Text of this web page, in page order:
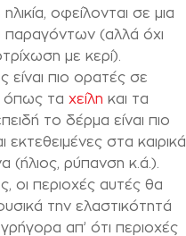
οφείλονται σε μια
(αλλά όχι
με κερί).
είναι πιο ορατές σε
όπως τα χείλη και τα
το δέρμα είναι πιο
εκτεθειμένες στα καιρικά
(ήλιος, ρύπανση κ.ά.).
οι περιοχές αυτές θα
την ελαστικότητά
απ’ ότι περιοχές